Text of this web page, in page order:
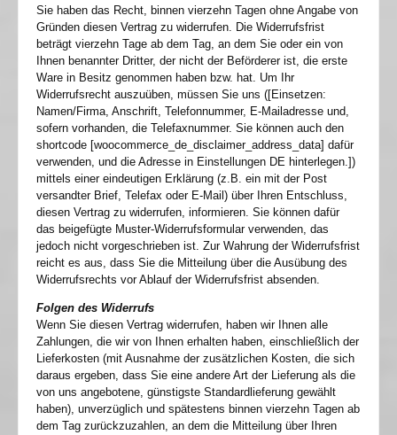
Sie haben das Recht, binnen vierzehn Tagen ohne Angabe von
Gründen diesen Vertrag zu widerrufen. Die Widerrufsfrist
beträgt vierzehn Tage ab dem Tag, an dem Sie oder ein von
Ihnen benannter Dritter, der nicht der Beförderer ist, die erste
Ware in Besitz genommen haben bzw. hat. Um Ihr
Widerrufsrecht auszuüben, müssen Sie uns ([Einsetzen:
Namen/Firma, Anschrift, Telefonnummer, E-Mailadresse und,
sofern vorhanden, die Telefaxnummer. Sie können auch den
shortcode [woocommerce_de_disclaimer_address_data] dafür
verwenden, und die Adresse in Einstellungen DE hinterlegen.])
mittels einer eindeutigen Erklärung (z.B. ein mit der Post
versandter Brief, Telefax oder E-Mail) über Ihren Entschluss,
diesen Vertrag zu widerrufen, informieren. Sie können dafür
das beigefügte Muster-Widerrufsformular verwenden, das
jedoch nicht vorgeschrieben ist. Zur Wahrung der Widerrufsfrist
reicht es aus, dass Sie die Mitteilung über die Ausübung des
Widerrufsrechts vor Ablauf der Widerrufsfrist absenden.
Folgen des Widerrufs
Wenn Sie diesen Vertrag widerrufen, haben wir Ihnen alle
Zahlungen, die wir von Ihnen erhalten haben, einschließlich der
Lieferkosten (mit Ausnahme der zusätzlichen Kosten, die sich
daraus ergeben, dass Sie eine andere Art der Lieferung als die
von uns angebotene, günstigste Standardlieferung gewählt
haben), unverzüglich und spätestens binnen vierzehn Tagen ab
dem Tag zurückzuzahlen, an dem die Mitteilung über Ihren